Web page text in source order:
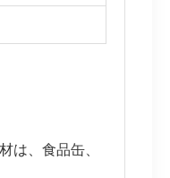
は、食品缶、